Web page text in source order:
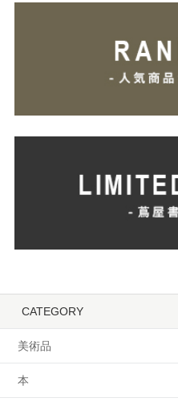
CATEGORY
美術品
本